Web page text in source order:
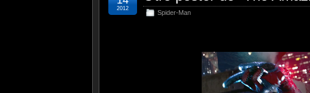
Spider-Man
2012